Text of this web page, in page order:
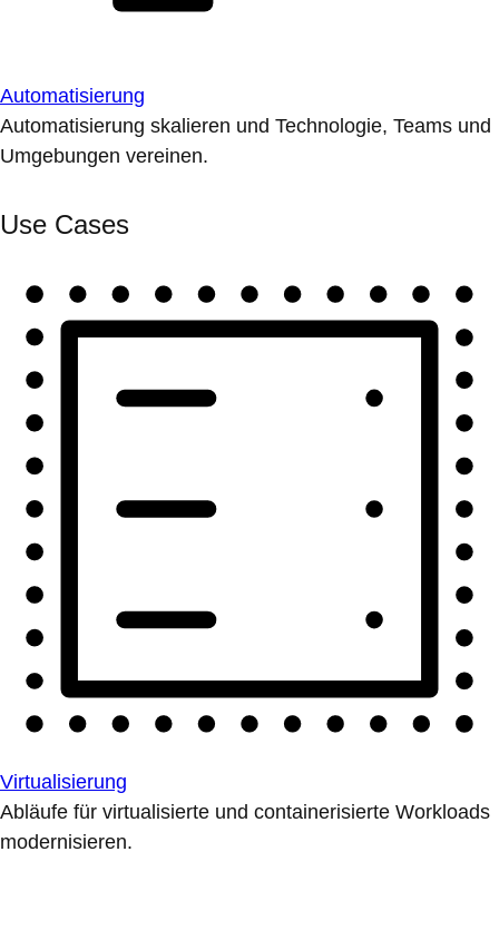
Automatisierung
Automatisierung skalieren und Technologie, Teams und
Umgebungen vereinen.
Use Cases
Virtualisierung
Abläufe für virtualisierte und containerisierte Workloads
modernisieren.